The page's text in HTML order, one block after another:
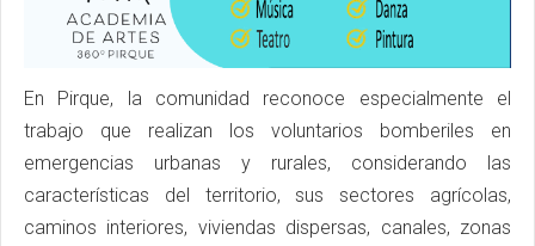
En Pirque, la comunidad reconoce especialmente el
trabajo que realizan los voluntarios bomberiles en
emergencias urbanas y rurales, considerando las
características del territorio, sus sectores agrícolas,
caminos interiores, viviendas dispersas, canales, zonas